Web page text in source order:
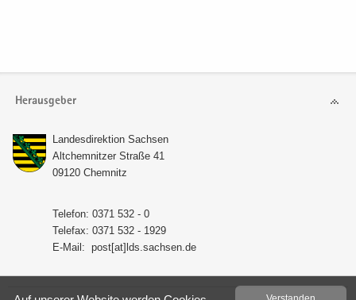
Herausgeber
Lan­des­di­rek­ti­on Sach­sen
Alt­chem­nit­zer Stra­ße 41
09120 Chem­nitz
Te­le­fon: 0371 532 - 0
Te­le­fax: 0371 532 - 1929
E-​Mail: post[at]lds.sach­sen.de